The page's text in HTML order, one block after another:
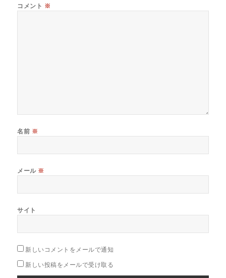
コメント ※
名前 ※
メール ※
サイト
新しいコメントをメールで通知
新しい投稿をメールで受け取る